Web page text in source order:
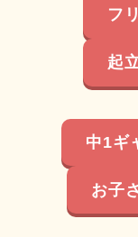
フ
起
中1ギ
お子